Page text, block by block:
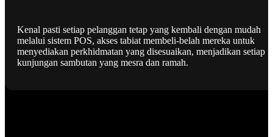
Kenal pasti setiap pelanggan tetap yang kembali dengan mudah
melalui sistem POS, akses tabiat membeli-belah mereka untuk
menyediakan perkhidmatan yang disesuaikan, menjadikan setiap
kunjungan sambutan yang mesra dan ramah.